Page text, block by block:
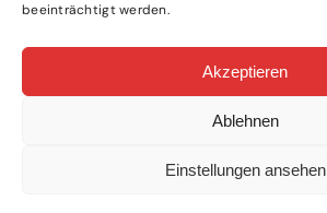
beeinträchtigt werden.
Akzeptieren
Ablehnen
Einstellungen ansehen